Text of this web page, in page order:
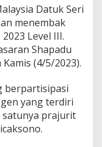
Datuk Seri
menembak
Level III.
Shapadu
(4/5/2023).
berpartisipasi
yang terdiri
satunya prajurit